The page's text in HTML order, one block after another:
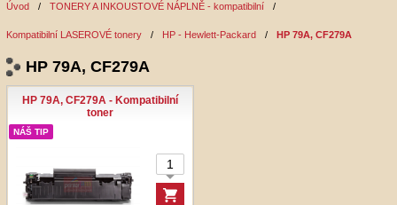
Úvod / TONERY A INKOUSTOVÉ NÁPLNĚ - kompatibilní /
Kompatibilní LASEROVÉ tonery / HP - Hewlett-Packard / HP 79A, CF279A
HP 79A, CF279A
HP 79A, CF279A - Kompatibilní
toner
NÁŠ TIP